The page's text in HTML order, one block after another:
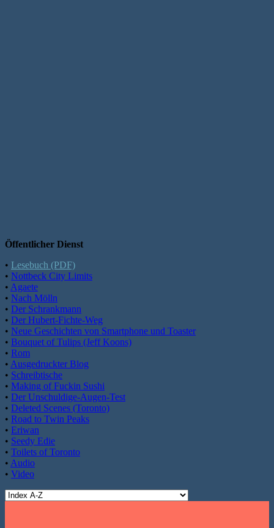
Öffentlicher Dienst
• Lesebuch (PDF)
• Nottbeck City Limits
• Agaete
• Nach Mölln
• Der Schrankmann
• Der Hubert-Fichte-Weg
• Neue Geschichten von Smartphone und Toaster
• Bouquet of Tulips (Jeff Koons)
• Rom
• Ausgedruckter Blog
• Schreibtische
• Making of Fuckin Sushi
• Der Unschuldige-Augen-Test
• Deleted Scenes (Toronto)
• Road to Twin Peaks
• Eriwan
• Seedy Edie
• Toilets of Toronto
• Audio
• Video